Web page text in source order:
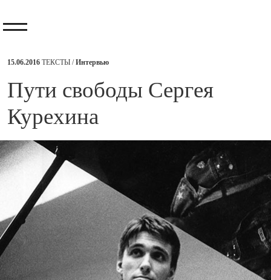
15.06.2016 ТЕКСТЫ /Интервью
​Пути свободы Сергея
Курехина